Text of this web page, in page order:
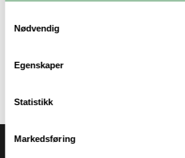
Nødvendig
Egenskaper
Statistikk
Markedsføring
Norges teknisk-
Dekan Øyvind Weiby Gregersen
Universitetet i Oslo – Brit Lisa
for Naturhistorisk museum